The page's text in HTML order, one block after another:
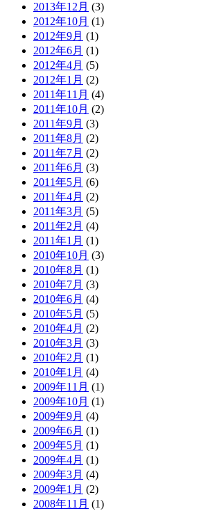
2013年12月 (3)
2012年10月 (1)
2012年9月 (1)
2012年6月 (1)
2012年4月 (5)
2012年1月 (2)
2011年11月 (4)
2011年10月 (2)
2011年9月 (3)
2011年8月 (2)
2011年7月 (2)
2011年6月 (3)
2011年5月 (6)
2011年4月 (2)
2011年3月 (5)
2011年2月 (4)
2011年1月 (1)
2010年10月 (3)
2010年8月 (1)
2010年7月 (3)
2010年6月 (4)
2010年5月 (5)
2010年4月 (2)
2010年3月 (3)
2010年2月 (1)
2010年1月 (4)
2009年11月 (1)
2009年10月 (1)
2009年9月 (4)
2009年6月 (1)
2009年5月 (1)
2009年4月 (1)
2009年3月 (4)
2009年1月 (2)
2008年11月 (1)